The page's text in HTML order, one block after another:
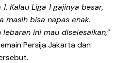
Kalau Liga 1 gajinya besar,
masih bisa napas enak.
ini mau diselesaikan,”
Persija Jakarta dan